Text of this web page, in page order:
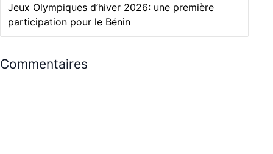
Jeux Olympiques d’hiver 2026: une première
participation pour le Bénin
Commentaires